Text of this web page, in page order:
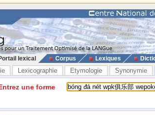
lexical Corpus Lexiques
Lexicographie Etymologie Synonymie
une forme